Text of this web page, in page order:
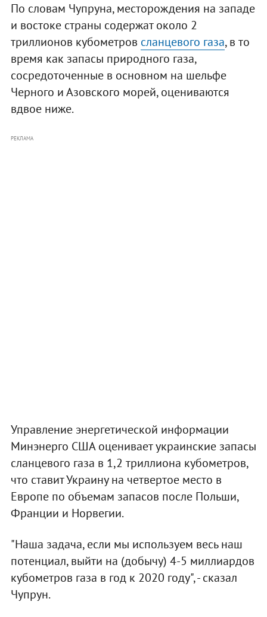
По словам Чупруна, месторождения на западе
и востоке страны содержат около 2
триллионов кубометров сланцевого газа, в то
время как запасы природного газа,
сосредоточенные в основном на шельфе
Черного и Азовского морей, оцениваются
вдвое ниже.
РЕКЛАМА
Управление энергетической информации
Минэнерго США оценивает украинские запасы
сланцевого газа в 1,2 триллиона кубометров,
что ставит Украину на четвертое место в
Европе по объемам запасов после Польши,
Франции и Норвегии.
"Наша задача, если мы используем весь наш
потенциал, выйти на (добычу) 4-5 миллиардов
кубометров газа в год к 2020 году", - сказал
Чупрун.